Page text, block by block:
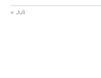
« Juli